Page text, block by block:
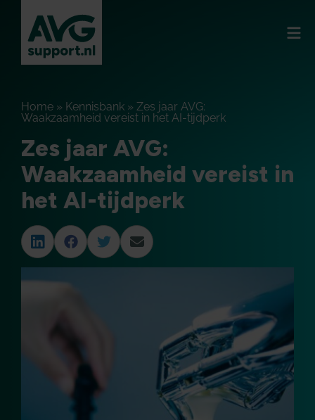
Home » Kennisbank » Zes jaar AVG:
Waakzaamheid vereist in het AI-tijdperk
Zes jaar AVG:
Waakzaamheid vereist in
het AI-tijdperk